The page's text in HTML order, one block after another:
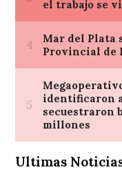
Ultimas